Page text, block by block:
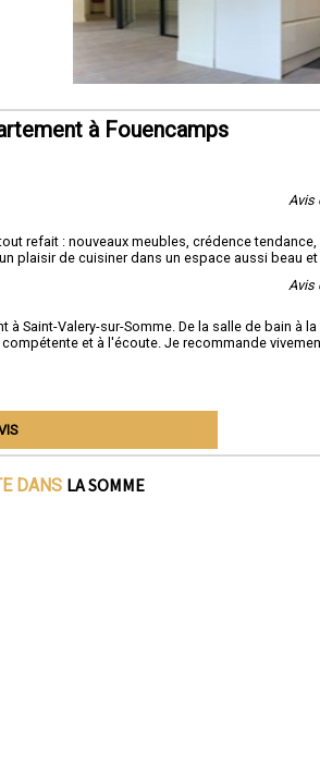
à Fouencamps
Avis
refait : nouveaux meubles, crédence
plaisir de cuisiner dans un espace aussi beau
Avis
Saint-Valery-sur-Somme. De la salle de bain à
et à l'écoute. Je recommande
DANS LA SOMME